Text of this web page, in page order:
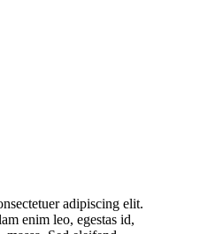
adipiscing elit.
enim leo, egestas id,